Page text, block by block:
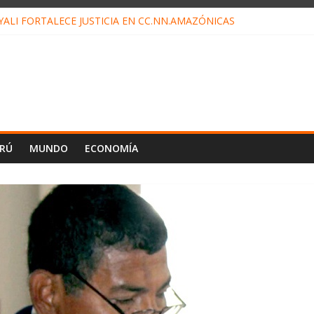
FORTALECE JUSTICIA EN CC.NN.AMAZÓNICAS
MUNDO ECONOMÍA